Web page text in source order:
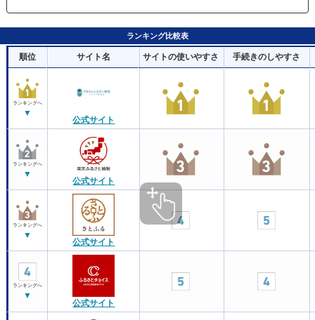
ランキング比較表
順位 サイト名 サイトの使いやすさ 手続きのしやすさ
ランキングへ
▼
公式サイト
ランキングへ
▼
公式サイト
ランキングへ
▼
公式サイト
ランキングへ
▼
公式サイト